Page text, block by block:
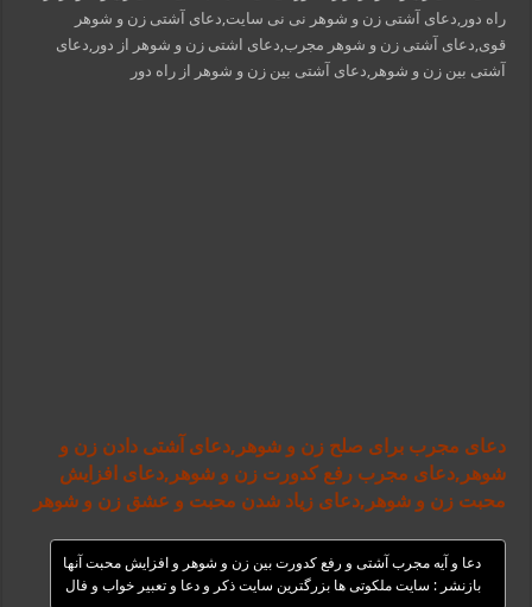
راه دور,دعای آشتی زن و شوهر نی نی سایت,دعای آشتی زن و شوهر
قوی,دعای آشتی زن و شوهر مجرب,دعای اشتی زن و شوهر از دور,دعای
آشتی بین زن و شوهر,دعای آشتی بین زن و شوهر از راه دور
دعای مجرب برای صلح زن و شوهر,دعای آشتی دادن زن و
شوهر,دعای مجرب رفع کدورت زن و شوهر,دعای افزایش
محبت زن و شوهر,دعای زیاد شدن محبت و عشق زن و شوهر
دعا و آیه مجرب آشتی و رفع کدورت بین زن و شوهر و افزایش محبت آنها
بازنشر : سایت ملکوتی ها بزرگترین سایت ذکر و دعا و تعبیر خواب و فال